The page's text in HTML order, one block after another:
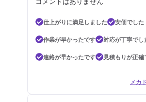
仕上がりに満足しました
安価でした
作業が早かったです
対応が丁寧でし
連絡が早かったです
見積もりが正確
メカ